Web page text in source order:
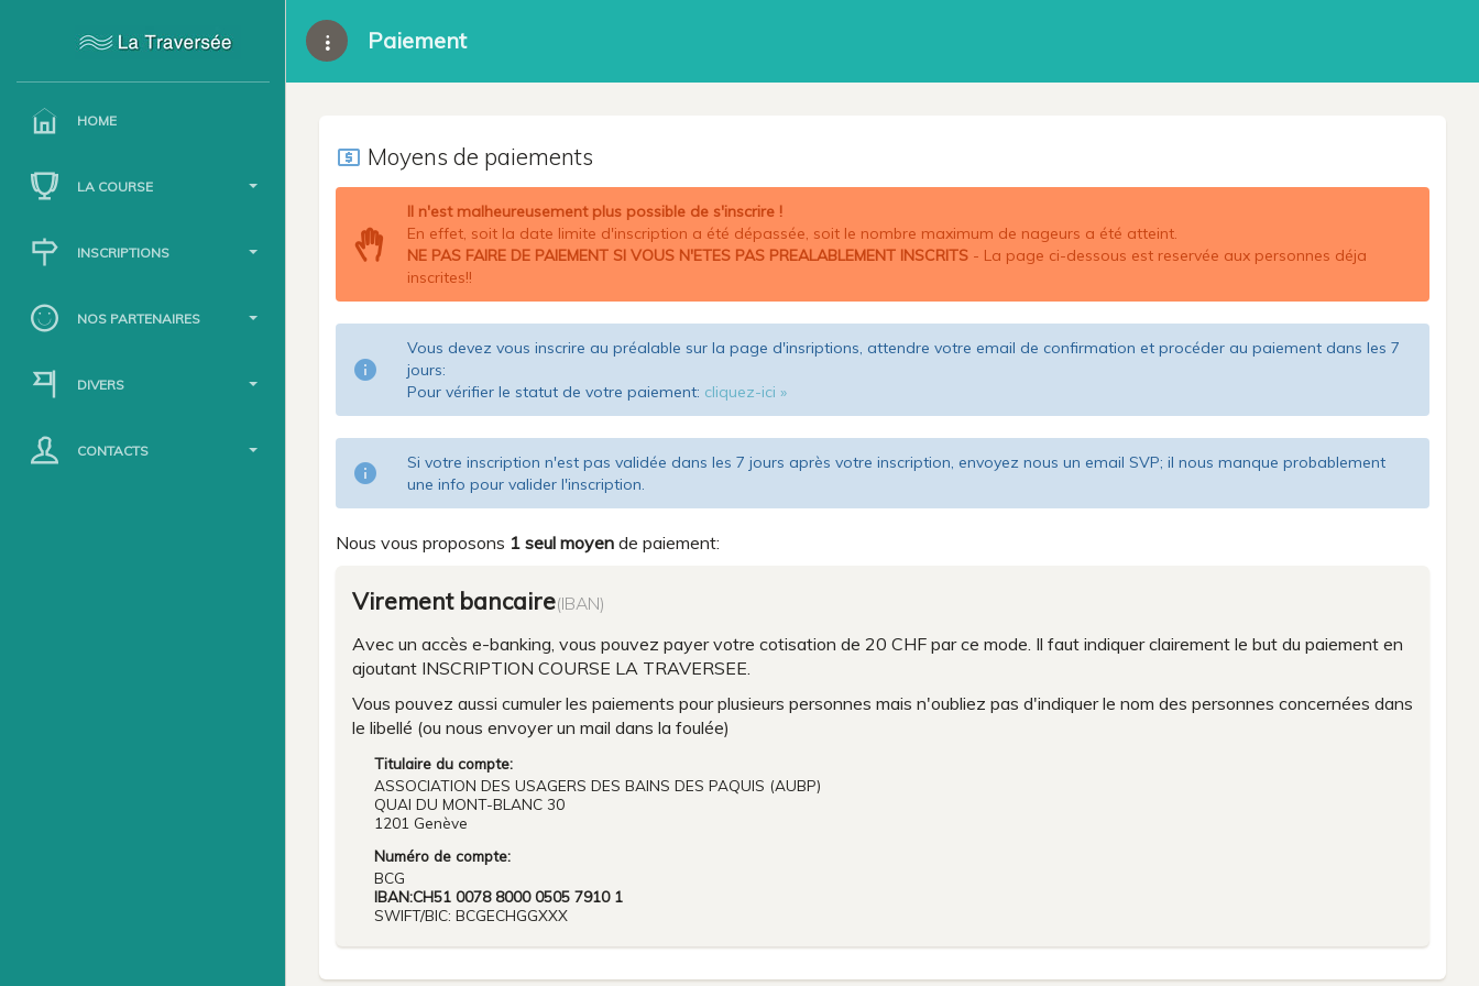
HOME
LA COURSE
INSCRIPTIONS
NOS PARTENAIRES
DIVERS
CONTACTS
Paiement
local_atm Moyens de paiements
Il n'est malheureusement plus possible de s'inscrire !
En effet, soit la date limite d'inscription a été dépassée, soit le nombre maximum de nageurs a été atteint.
NE PAS FAIRE DE PAIEMENT SI VOUS N'ETES PAS PREALABLEMENT INSCRITS - La page ci-dessous est reservée aux personnes déja
inscrites!!
info
Vous devez vous inscrire au préalable sur la page d'insriptions, attendre votre email de confirmation et procéder au paiement dans les 7
jours:
Pour vérifier le statut de votre paiement: cliquez-ici »
info
Si votre inscription n'est pas validée dans les 7 jours après votre inscription, envoyez nous un email SVP; il nous manque probablement
une info pour valider l'inscription.
Nous vous proposons 1 seul moyen de paiement:
Virement bancaire(IBAN)
Avec un accès e-banking, vous pouvez payer votre cotisation de 20 CHF par ce mode. Il faut indiquer clairement le but du paiement en
ajoutant INSCRIPTION COURSE LA TRAVERSEE.
Vous pouvez aussi cumuler les paiements pour plusieurs personnes mais n'oubliez pas d'indiquer le nom des personnes concernées dans
le libellé (ou nous envoyer un mail dans la foulée)
Titulaire du compte:
ASSOCIATION DES USAGERS DES BAINS DES PAQUIS (AUBP)
QUAI DU MONT-BLANC 30
1201 Genève
Numéro de compte:
BCG
IBAN:CH51 0078 8000 0505 7910 1
SWIFT/BIC: BCGECHGGXXX